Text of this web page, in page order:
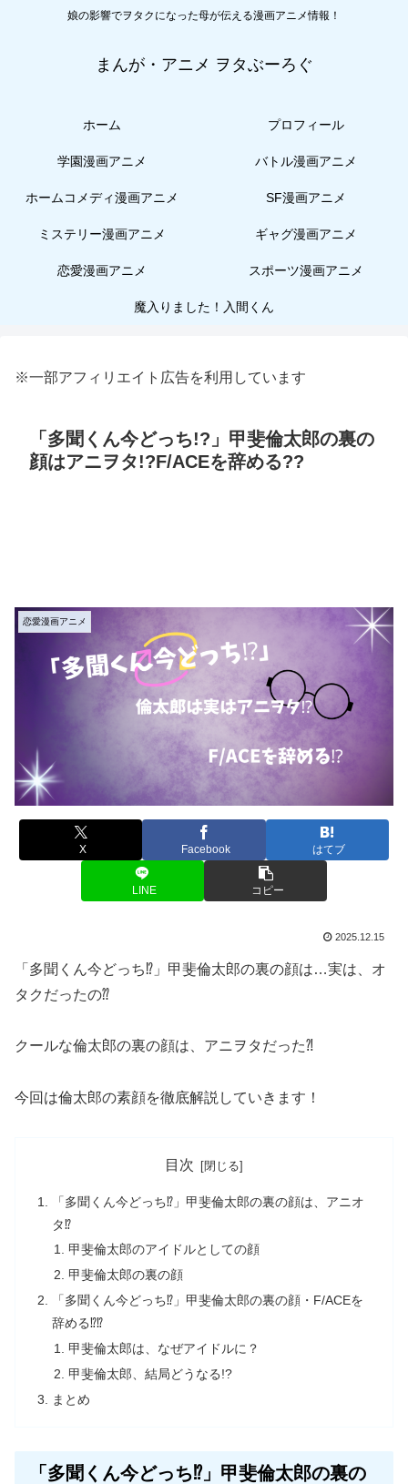
娘の影響でヲタクになった母が伝える漫画アニメ情報！
まんが・アニメ ヲタぶーろぐ
ホーム プロフィール
学園漫画アニメ バトル漫画アニメ
ホームコメディ漫画アニメ SF漫画アニメ
ミステリー漫画アニメ ギャグ漫画アニメ
恋愛漫画アニメ スポーツ漫画アニメ
魔入りました！入間くん
※一部アフィリエイト広告を利用しています
「多聞くん今どっち!?」甲斐倫太郎の裏の
顔はアニヲタ!?F/ACEを辞める??
恋愛漫画アニメ
X Facebook はてブ
LINE コピー
2025.12.15
「多聞くん今どっち⁉」甲斐倫太郎の裏の顔は…実は、オ
タクだったの⁇
クールな倫太郎の裏の顔は、アニヲタだった⁈
今回は倫太郎の素顔を徹底解説していきます！
目次
「多聞くん今どっち⁉」甲斐倫太郎の裏の顔は、アニオ
タ⁉
甲斐倫太郎のアイドルとしての顔
甲斐倫太郎の裏の顔
「多聞くん今どっち⁉」甲斐倫太郎の裏の顔・F/ACEを
辞める⁉⁉
甲斐倫太郎は、なぜアイドルに？
甲斐倫太郎、結局どうなる!?
まとめ
「多聞くん今どっち⁉」甲斐倫太郎の裏の